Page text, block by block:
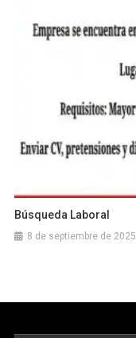
Búsqueda Laboral
8 de septiembre de 2025